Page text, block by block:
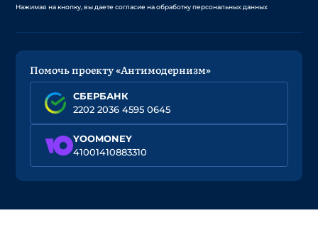
Нажимая на кнопку, вы даете согласие на обработку персональных данных
Помочь проекту «Антимодернизм»
СБЕРБАНК
2202 2036 4595 0645
YOOMONEY
41001410883310